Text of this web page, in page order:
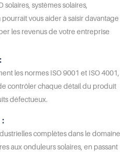
solaires, systèmes solaires,
vous aider à saisir davantage
les revenus de votre entreprise
les normes ISO 9001 et ISO 4001,
contrôler chaque détail du produit
défectueux.
complètes dans le domaine
aux onduleurs solaires, en passant